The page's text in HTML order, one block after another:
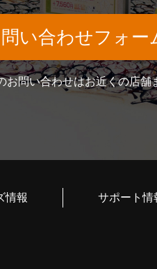
い合わせフォー
お問い合わせはお近くの店舗
情報 サポート情